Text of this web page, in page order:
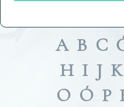
A B C
H I J K
O Ó P